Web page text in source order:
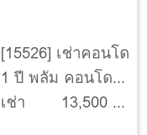
[15526] เช่าคอนโด
1 ปี พลัม คอนโด
ปิ่นเกล้า สเตชั่น
เช่า
13,500 ฿ -